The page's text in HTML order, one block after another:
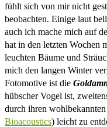
fühlt sich von mir nicht
beobachten. Einige laut
auch ich mache mich auf
hat in den letzten Wochen
leuchten Bäume und
mich den langen Winter
Fotomotive ist die
hübscher Vogel ist,
durch ihren
Bioacoustics) leicht zu